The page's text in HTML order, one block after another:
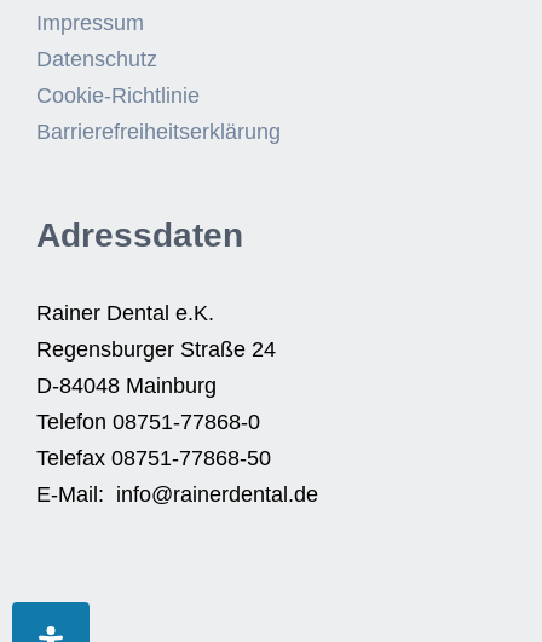
Impressum
Datenschutz
Cookie-Richtlinie
Barrierefreiheitserklärung
Adressdaten
Rainer Dental e.K.
Regensburger Straße 24
D-84048 Mainburg
Telefon 08751-77868-0
Telefax 08751-77868-50
E-Mail: info@rainerdental.de